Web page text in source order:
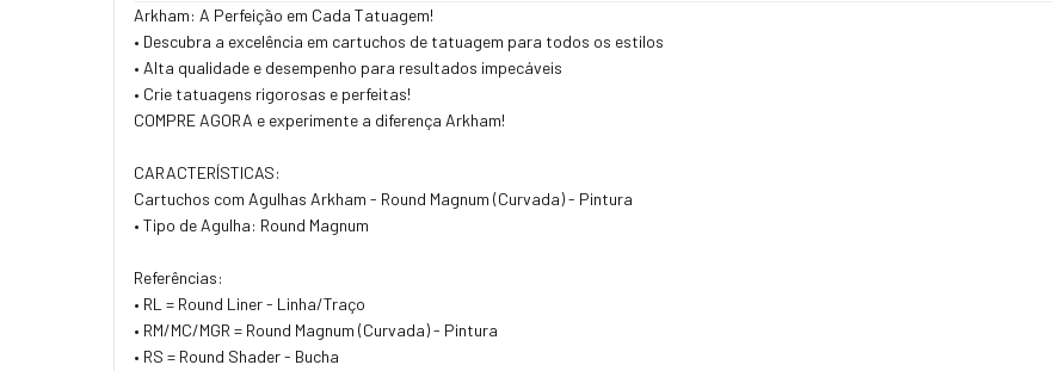
Arkham: A Perfeição em Cada Tatuagem!
• Descubra a excelência em cartuchos de tatuagem para todos os estilos
• Alta qualidade e desempenho para resultados impecáveis
​​• Crie tatuagens rigorosas e perfeitas!
COMPRE AGORA e experimente a diferença Arkham!
CARACTERÍSTICAS:
Cartuchos com Agulhas Arkham - Round Magnum (Curvada) - Pintura
• Tipo de Agulha: Round Magnum
Referências:
• RL = Round Liner - Linha/Traço
• RM/MC/MGR = Round Magnum (Curvada) - Pintura
• RS = Round Shader - Bucha